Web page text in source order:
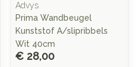
Advys
Prima Wandbeugel
Kunststof A/slipribbels
Wit 40cm
€ 28,00